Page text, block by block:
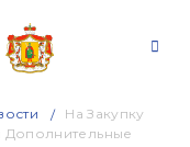
На Закупку
Дополнительные